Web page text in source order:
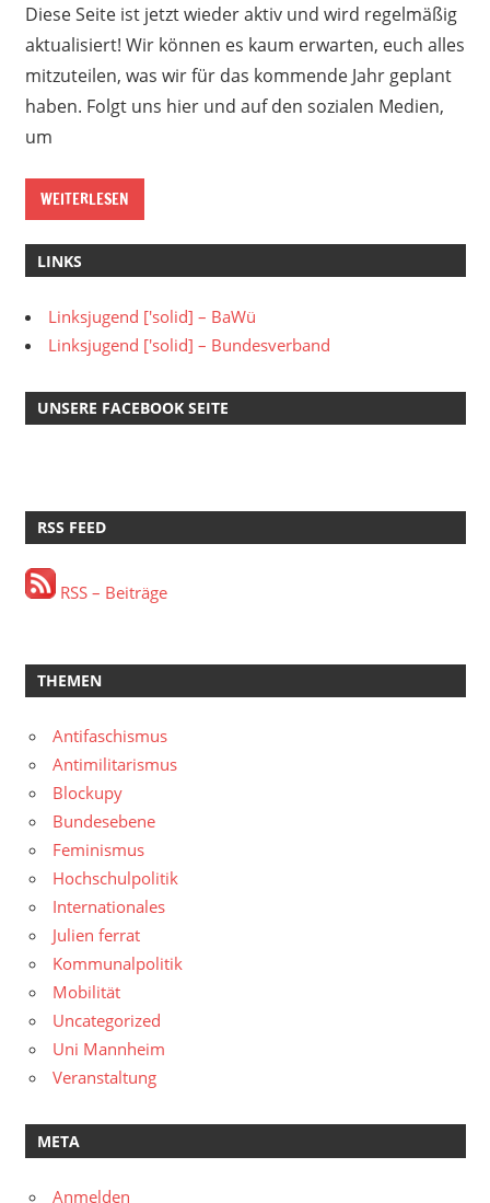
Diese Seite ist jetzt wieder aktiv und wird regelmäßig
aktualisiert! Wir können es kaum erwarten, euch alles
mitzuteilen, was wir für das kommende Jahr geplant
haben. Folgt uns hier und auf den sozialen Medien,
um
WEITERLESEN
LINKS
Linksjugend ['solid] – BaWü
Linksjugend ['solid] – Bundesverband
UNSERE FACEBOOK SEITE
RSS FEED
RSS – Beiträge
THEMEN
Antifaschismus
Antimilitarismus
Blockupy
Bundesebene
Feminismus
Hochschulpolitik
Internationales
Julien ferrat
Kommunalpolitik
Mobilität
Uncategorized
Uni Mannheim
Veranstaltung
META
Anmelden